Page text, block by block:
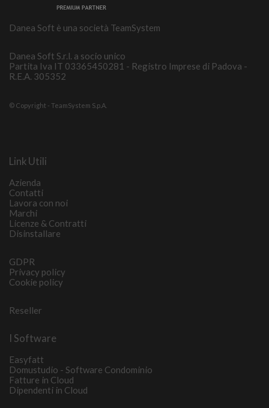
Danea Soft è una società TeamSystem
Danea Soft S.r.l. a socio unico
Partita Iva IT 03365450281 - Registro Imprese di Padova -
R.E.A. 305352
© Copyright - TeamSystem S.p.A.
Link Utili
Azienda
Contatti
Lavora con noi
Marchi
Licenze & Contratti
Disinstallare
GDPR
Privacy policy
Cookie policy
Reseller
I Software
Easyfatt
Domustudio - Software Condominio
Fatture in Cloud
Dipendenti in Cloud